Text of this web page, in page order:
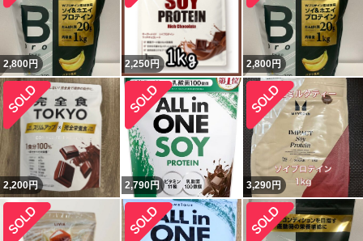
2,800円 2,250円 2,800円
2,200円 2,790円 3,290円